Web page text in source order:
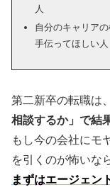
人
自分のキャリア
手伝ってほしい人
第二新卒の転職は、
相談するか」で結
もし今の会社にモ
を引くのが怖いな
まずはエージェン